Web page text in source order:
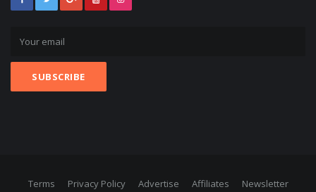
Terms Privacy Policy Advertise Affiliates Newsletter